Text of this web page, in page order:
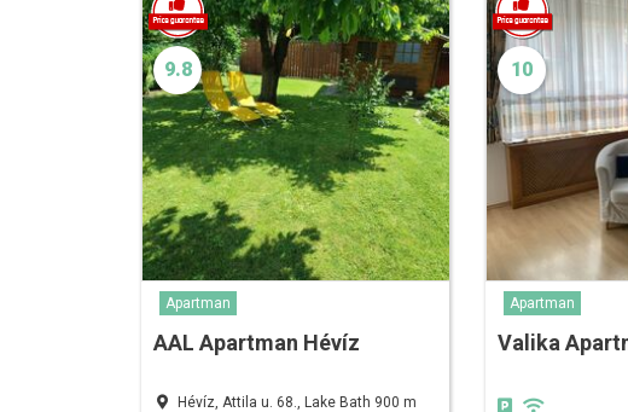
9.8
Apartman
AAL Apartman Hévíz
Hévíz, Attila u. 68., Lake Bath 900 m
10
Apartman
Valika